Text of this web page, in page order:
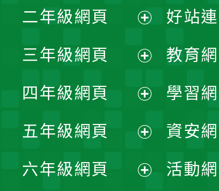
開
選
單
二年級網頁
開
選
單
三年級網頁
開
選
單
四年級網頁
開
選
五年級網頁
開
六年級網頁
好站
教育
學習
資安
活動